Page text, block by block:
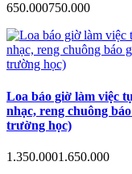
650.000750.000
Loa báo giờ làm việc
nhạc, reng chuông
trường học)
1.350.0001.650.000